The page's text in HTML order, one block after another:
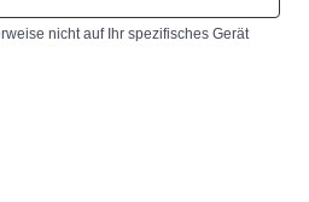
nicht auf Ihr spezifisches Gerät